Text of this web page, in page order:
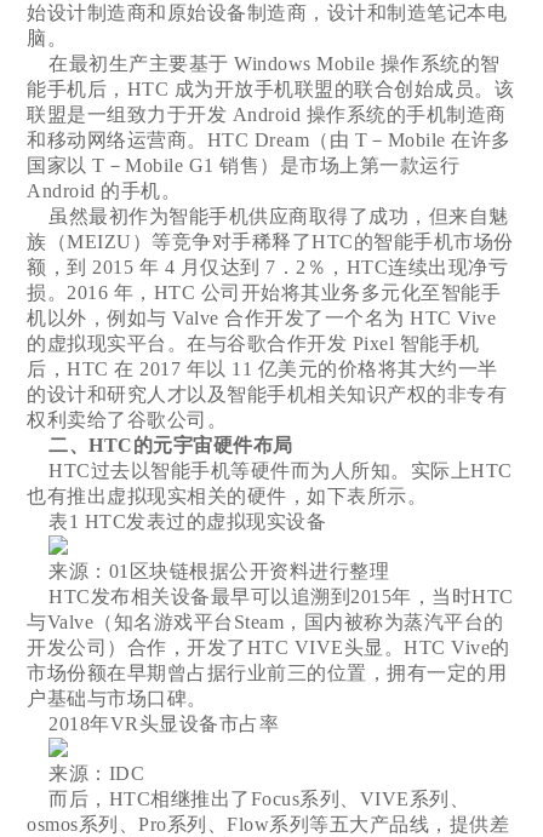
始设计制造商和原始设备制造商，设计和制造笔记本电
脑。
在最初生产主要基于 Windows Mobile 操作系统的智
能手机后，HTC 成为开放手机联盟的联合创始成员。该
联盟是一组致力于开发 Android 操作系统的手机制造商
和移动网络运营商。HTC Dream（由 T－Mobile 在许多
国家以 T－Mobile G1 销售）是市场上第一款运行
Android 的手机。
虽然最初作为智能手机供应商取得了成功，但来自魅
族（MEIZU）等竞争对手稀释了HTC的智能手机市场份
额，到 2015 年 4 月仅达到 7．2％，HTC连续出现净亏
损。2016 年，HTC 公司开始将其业务多元化至智能手
机以外，例如与 Valve 合作开发了一个名为 HTC Vive
的虚拟现实平台。在与谷歌合作开发 Pixel 智能手机
后，HTC 在 2017 年以 11 亿美元的价格将其大约一半
的设计和研究人才以及智能手机相关知识产权的非专有
权利卖给了谷歌公司。
二、HTC的元宇宙硬件布局
HTC过去以智能手机等硬件而为人所知。实际上HTC
也有推出虚拟现实相关的硬件，如下表所示。
表1 HTC发表过的虚拟现实设备
来源：01区块链根据公开资料进行整理
HTC发布相关设备最早可以追溯到2015年，当时HTC
与Valve（知名游戏平台Steam，国内被称为蒸汽平台的
开发公司）合作，开发了HTC VIVE头显。HTC Vive的
市场份额在早期曾占据行业前三的位置，拥有一定的用
户基础与市场口碑。
2018年VR头显设备市占率
来源：IDC
而后，HTC相继推出了Focus系列、VIVE系列、
osmos系列、Pro系列、Flow系列等五大产品线，提供差